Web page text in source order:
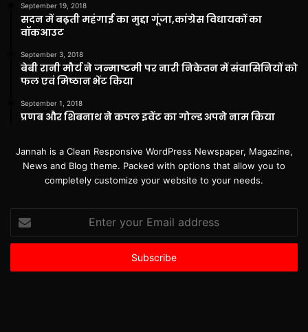
September 19, 2018
सदन में बढ़ती महंगाई का मुद्दा गूंजा,कांग्रेस विधायकों का
वॉकआउट
September 3, 2018
बेबी रानी मौर्य ने जन्माष्टमी पर नारी निकेतन में संवासिनियों को
फल एवं मिष्ठान भेंट किया
September 1, 2018
प्रणब और शिबनाथ ने कपल इवेंट का गोल्ड अपने नाम किया
Jannah is a Clean Responsive WordPress Newspaper, Magazine,
News and Blog theme. Packed with options that allow you to
completely customize your website to your needs.
your
Email